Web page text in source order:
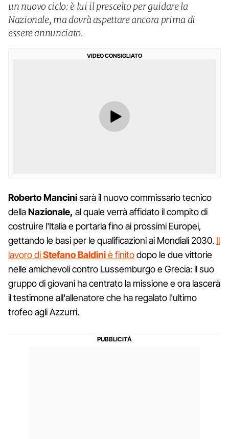
un nuovo ciclo: è lui il prescelto per guidare la
Nazionale, ma dovrà aspettare ancora prima di
essere annunciato.
VIDEO CONSIGLIATO
Roberto Mancinisarà il nuovo commissario tecnico
dellaNazionale, al quale verrà affidato il compito di
costruire l'Italia e portarla fino ai prossimi Europei,
gettando le basi per le qualificazioni ai Mondiali 2030. Il
lavoro diStefano Baldiniè finitodopo le due vittorie
nelle amichevoli contro Lussemburgo e Grecia: il suo
gruppo di giovani ha centrato la missione e ora lascerà
il testimone all'allenatore che ha regalato l'ultimo
trofeo agli Azzurri.